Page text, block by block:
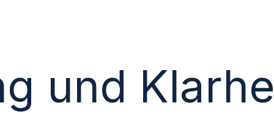
und